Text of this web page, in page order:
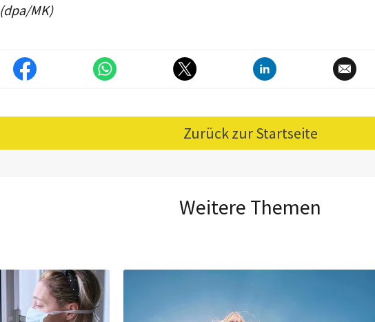
(dpa/MK)
Zurück zur Startseite
Weitere Themen